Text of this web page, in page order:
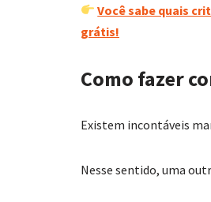
Você sabe quais
grátis!
Como fazer
Existem incontáveis
Nesse sentido, uma